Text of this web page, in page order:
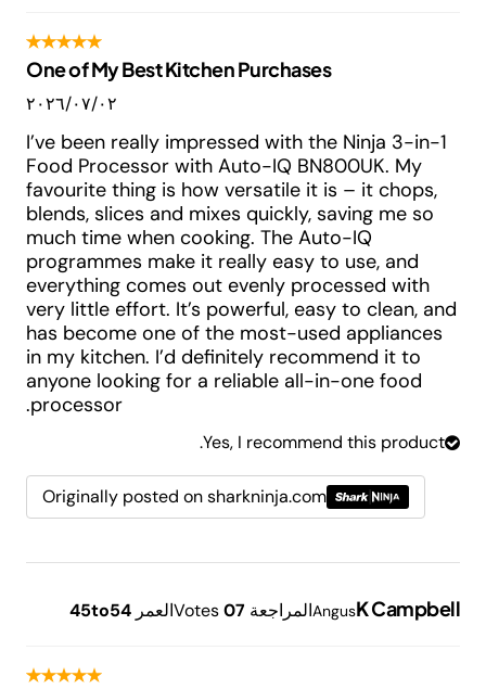
One of My Best Kitchen Purchases
٠٢‏/٠٧‏/٢٠٢٦
I’ve been really impressed with the Ninja 3-in-1
Food Processor with Auto-IQ BN800UK. My
favourite thing is how versatile it is – it chops,
blends, slices and mixes quickly, saving me so
much time when cooking. The Auto-IQ
programmes make it really easy to use, and
everything comes out evenly processed with
very little effort. It’s powerful, easy to clean, and
has become one of the most-used appliances
in my kitchen. I’d definitely recommend it to
anyone looking for a reliable all-in-one food
processor.
Yes, I recommend this product.
Originally posted on sharkninja.com
K Campbell
Angusالمراجعة 7
Votes0 العمر 45to54